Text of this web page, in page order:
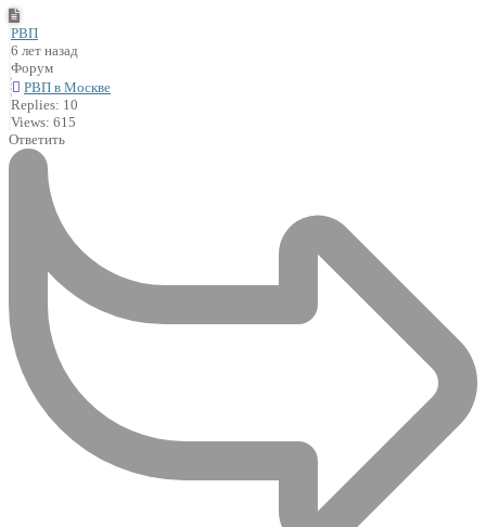
РВП
6 лет назад
Форум
РВП в Москве
Replies: 10
Views: 615
Ответить